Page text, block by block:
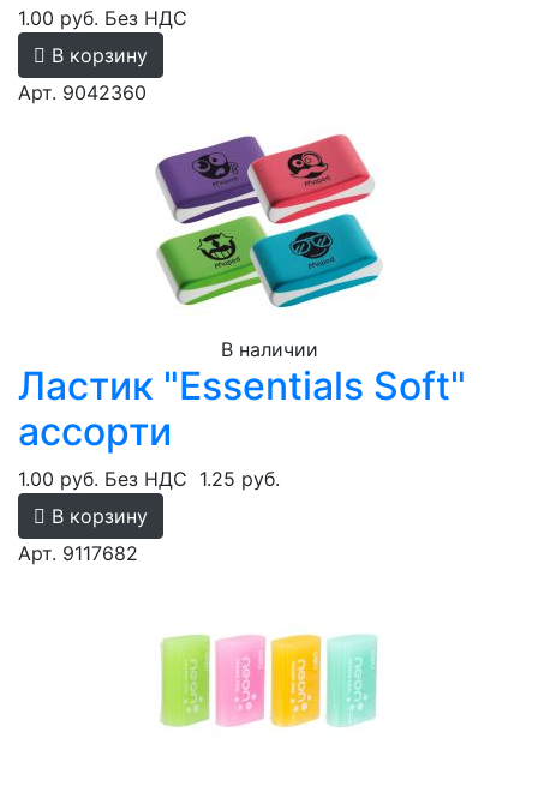
1.00 руб. Без НДС
В корзину
Арт. 9042360
В наличии
Ластик "Essentials Soft"
ассорти
1.00 руб. Без НДС 1.25 руб.
В корзину
Арт. 9117682